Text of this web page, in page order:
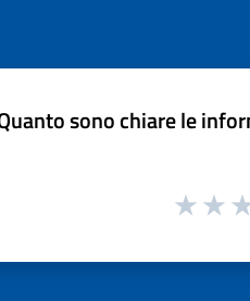
sono chiare le